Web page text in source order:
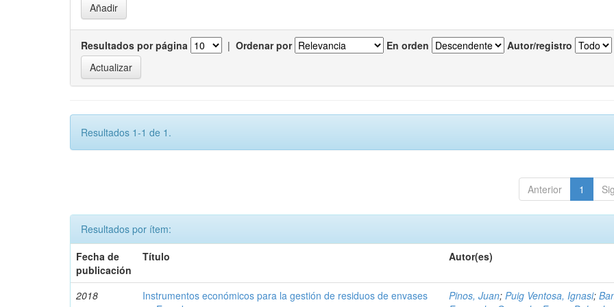
Resultados por página | Ordenar por En orden Autor/registro
Resultados 1-1 de 1.
Anterior 1
Resultados por ítem:
Fecha de
publicación
Título Autor(es)
2018
Instrumentos económicos para la gestión de residuos de envases
Pinos, Juan;Puig Ventosa, Ignasi;